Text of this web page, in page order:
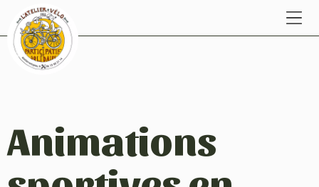
Animations